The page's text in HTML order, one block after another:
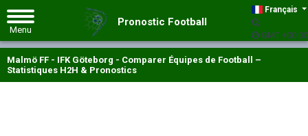
Français
GMT +00:00
Pronostic Football
Malmö FF - IFK Göteborg - Comparer Équipes de Football –
Statistiques H2H & Pronostics